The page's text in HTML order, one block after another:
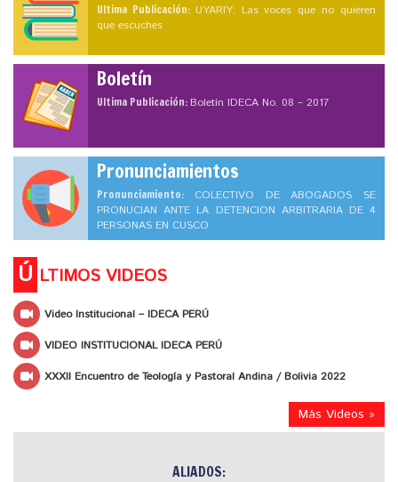
Ultima Publicación: UYARIY: Las voces que no quieren
que escuches
Boletín
Ultima Publicación:Boletín IDECA No. 08 – 2017
Pronunciamientos
Pronunciamiento: COLECTIVO DE ABOGADOS SE
PRONUCIAN ANTE LA DETENCION ARBITRARIA DE 4
PERSONAS EN CUSCO
Ú LTIMOS VIDEOS
Video Institucional – IDECA PERÚ
VIDEO INSTITUCIONAL IDECA PERÚ
XXXII Encuentro de Teología y Pastoral Andina / Bolivia 2022
Más Videos »
ALIADOS: